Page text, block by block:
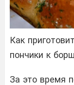
Как
пончики к
За это время